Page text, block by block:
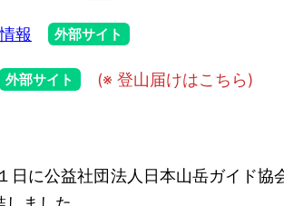
報 外部サイト
外部サイト (※ 登山届けはこちら)
に公益社団法人日本山岳ガイド協